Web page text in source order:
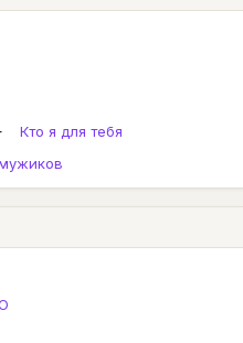
Кто я для тебя